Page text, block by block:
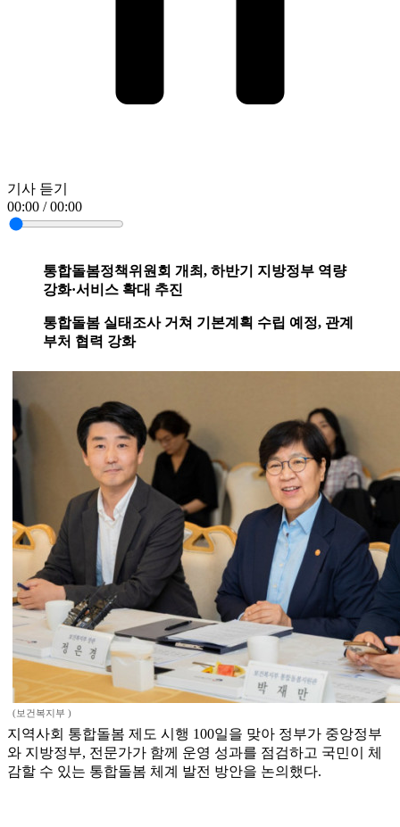
기사 듣기
00:00 / 00:00
통합돌봄정책위원회 개최, 하반기 지방정부 역량
강화·서비스 확대 추진
통합돌봄 실태조사 거쳐 기본계획 수립 예정, 관계
부처 협력 강화
(보건복지부 )
지역사회 통합돌봄 제도 시행 100일을 맞아 정부가 중앙정부
와 지방정부, 전문가가 함께 운영 성과를 점검하고 국민이 체
감할 수 있는 통합돌봄 체계 발전 방안을 논의했다.